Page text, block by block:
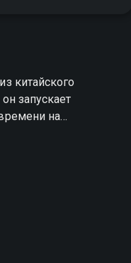
китайского
запускает
на